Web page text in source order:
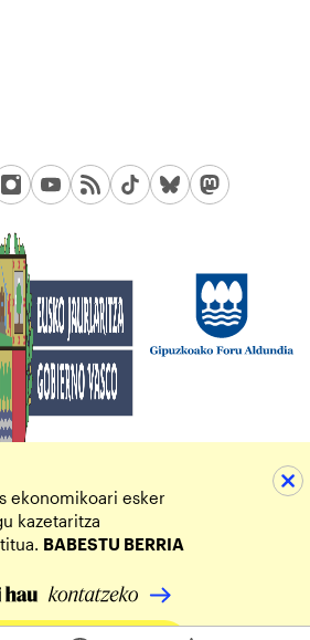
ekonomikoari esker
kazetaritza
BABESTU BERRIA